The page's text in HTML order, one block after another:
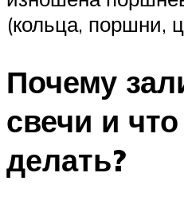
(кольца, поршни,
Почему
свечи и
делать?